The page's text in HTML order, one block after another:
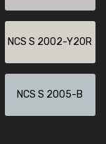
NCS S 2002-Y20R
NCS S 2005-B